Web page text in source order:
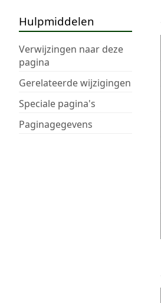
Hulpmiddelen
Verwijzingen naar deze
pagina
Gerelateerde wijzigingen
Speciale pagina's
Paginagegevens